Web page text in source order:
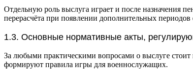
Отдельную роль выслуга играет и после назначения
перерасчёта при появлении дополнительных
1.3. Основные нормативные акты,
За любыми практическими вопросами о выслуге стоит
формируют правила игры для военнослужащих.